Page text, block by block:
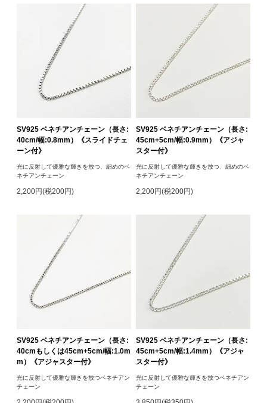
SV925 ベネチアンチェーン（長さ:
40cm/幅:0.8mm）《スライドチェ
ーン付》
光に反射して優雅な輝きを放つ、細めのベ
ネチアンチェーン
2,200円(税200円)
SV925 ベネチアンチェーン（長さ:
45cm+5cm/幅:0.9mm）《アジャ
スター付》
光に反射して優雅な輝きを放つ、細めのベ
ネチアンチェーン
2,200円(税200円)
SV925 ベネチアンチェーン（長さ:
40cmもしくは45cm+5cm/幅:1.0m
m）《アジャスター付》
光に反射して優雅な輝きを放つベネチアン
チェーン
SV925 ベネチアンチェーン（長さ:
45cm+5cm/幅:1.4mm）《アジャ
スター付》
光に反射して優雅な輝きを放つベネチアン
チェーン